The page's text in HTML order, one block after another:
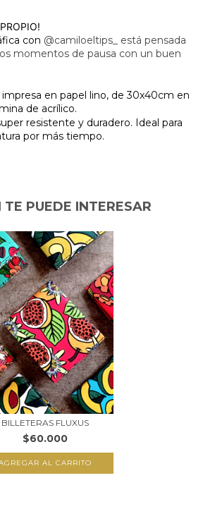
con @camiloeltips_ está pensada
momentos de pausa con un buen
en papel lino, de 30x40cm en
de acrílico.
resistente y duradero. Ideal para
por más tiempo.
PUEDE INTERESAR
BILLETERAS FLUXUS
$60.000
AL CARRITO